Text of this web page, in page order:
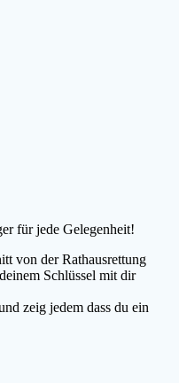
für jede Gelegenheit!
von der Rathausrettung
Schlüssel mit dir
zeig jedem dass du ein